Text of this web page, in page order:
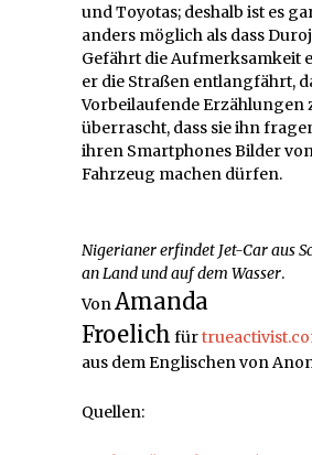
und Toyotas; deshalb ist es
anders möglich als dass
Gefährt die Aufmerksamkeit
er die Straßen entlangfährt,
Vorbeilaufende Erzählungen
überrascht, dass sie ihn
ihren Smartphones Bilder
Fahrzeug machen dürfen.
Nigerianer erfindet Jet-Car aus
an Land und auf dem Wasser.
VonAmanda
Froelich für
aus dem Englischen von
Quellen: